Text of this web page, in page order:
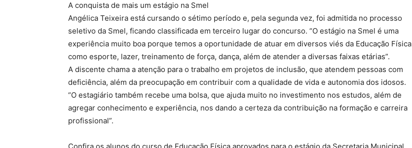
A conquista de mais um estágio na Smel
Angélica Teixeira está cursando o sétimo período e, pela segunda vez, foi admitida no processo
seletivo da Smel, ficando classificada em terceiro lugar do concurso. “O estágio na Smel é uma
experiência muito boa porque temos a oportunidade de atuar em diversos viés da Educação Física
como esporte, lazer, treinamento de força, dança, além de atender a diversas faixas etárias”.
A discente chama a atenção para o trabalho em projetos de inclusão, que atendem pessoas com
deficiência, além da preocupação em contribuir com a qualidade de vida e autonomia dos idosos.
“O estagiário também recebe uma bolsa, que ajuda muito no investimento nos estudos, além de
agregar conhecimento e experiência, nos dando a certeza da contribuição na formação e carreira
profissional”.